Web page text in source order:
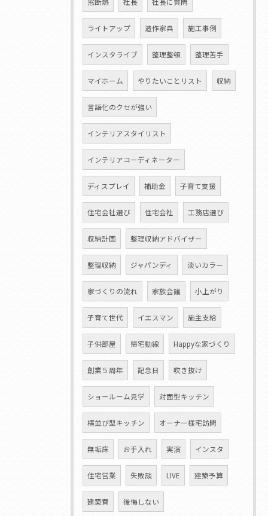
ライトアップ 造作家具 施工事例
インスタライブ 整理整頓 整理苦手
マイホーム やりたいことリスト 収納
言語化のクセが強い
インテリアスタイリスト
インテリアコーディネーター
ディスプレイ 補助金 子育て支援
住宅会社選び 住宅会社 工務店選び
収納計画 整理収納アドバイザー
整理収納 ジャパンディ 淡いカラー
家づくりの流れ 家族会議 小上がり
子育て世代 イエスマン 施主支給
子供部屋 帰宅動線 Happyな家づくり
創業５周年 記念日 吹き抜け
ショールーム見学 対面型キッチン
横並び型キッチン オーナー様宅訪問
無垢床 お手入れ 実演 インスタ
住宅営業 失敗談 LIVE 建築予算
建築費 後悔しない